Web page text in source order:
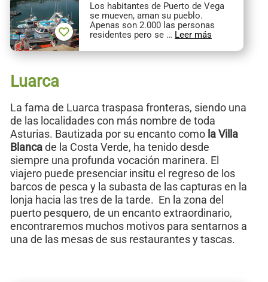
Los habitantes de Puerto de Vega
se mueven, aman su pueblo.
Apenas son 2.000 las personas
residentes pero se … Leer más
Luarca
La fama de Luarca traspasa fronteras, siendo una
de las localidades con más nombre de toda
Asturias. Bautizada por su encanto como la Villa
Blancade la Costa Verde, ha tenido desde
siempre una profunda vocación marinera. El
viajero puede presenciar insitu el regreso de los
barcos de pesca y la subasta de las capturas en la
lonja hacia las tres de la tarde. En la zona del
puerto pesquero, de un encanto extraordinario,
encontraremos muchos motivos para sentarnos a
una de las mesas de sus restaurantes y tascas.